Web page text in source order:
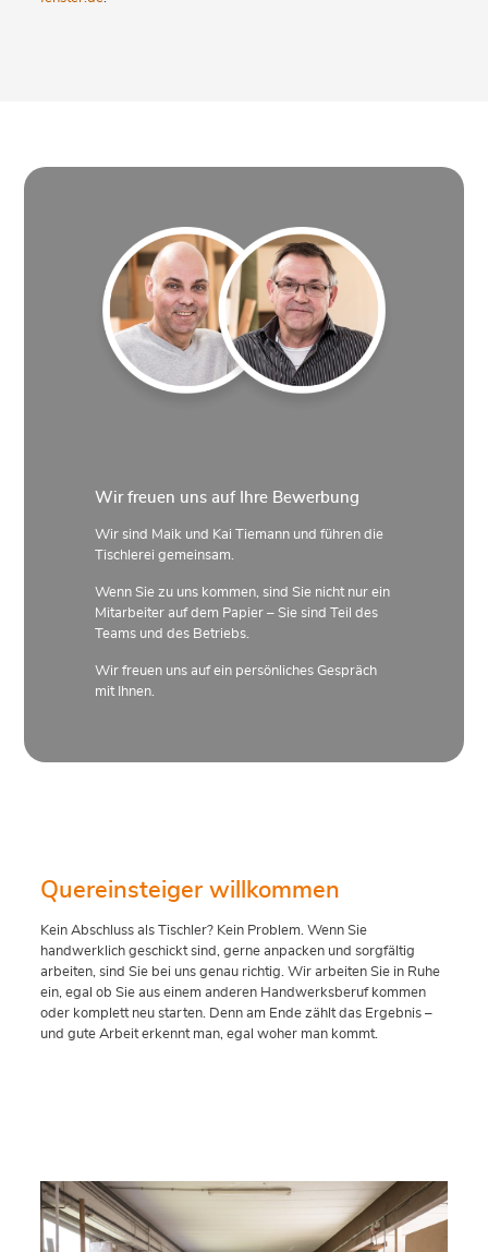
Wir freuen uns auf Ihre Bewerbung
Wir sind Maik und Kai Tiemann und führen die
Tischlerei gemeinsam.
Wenn Sie zu uns kommen, sind Sie nicht nur ein
Mitarbeiter auf dem Papier – Sie sind Teil des
Teams und des Betriebs.
Wir freuen uns auf ein persönliches Gespräch
mit Ihnen.
Quereinsteiger willkommen
Kein Abschluss als Tischler? Kein Problem. Wenn Sie
handwerklich geschickt sind, gerne anpacken und sorgfältig
arbeiten, sind Sie bei uns genau richtig. Wir arbeiten Sie in Ruhe
ein, egal ob Sie aus einem anderen Handwerksberuf kommen
oder komplett neu starten. Denn am Ende zählt das Ergebnis –
und gute Arbeit erkennt man, egal woher man kommt.